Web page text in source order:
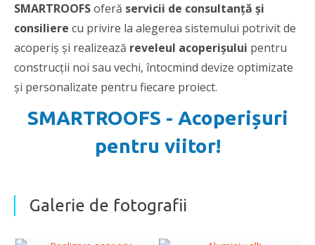
SMARTROOFSoferă servicii de consultanță și
consiliere cu privire la alegerea sistemului potrivit de
acoperiș și realizează reveleul acoperișului pentru
construcții noi sau vechi, întocmind devize optimizate
și personalizate pentru fiecare proiect.
SMARTROOFS - Acoperișuri
pentru viitor!
Galerie de fotografii